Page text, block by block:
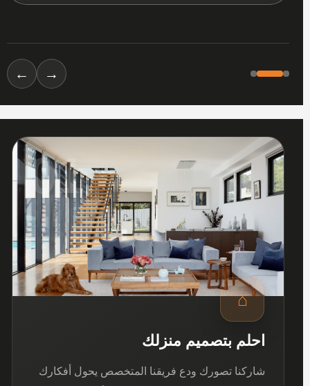
→
←
01
⌂
احلم بتصميم منزلك
شاركنا تصورك ودع فريقنا المتخصص يحول أفكارك